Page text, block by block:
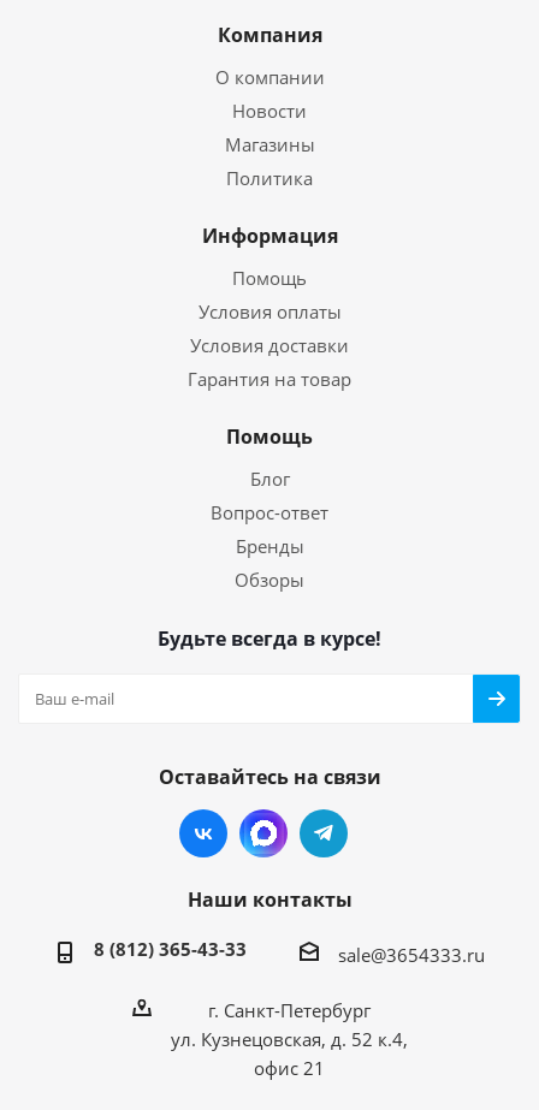
Компания
О компании
Новости
Магазины
Политика
Информация
Помощь
Условия оплаты
Условия доставки
Гарантия на товар
Помощь
Блог
Вопрос-ответ
Бренды
Обзоры
Будьте всегда в курсе!
Оставайтесь на связи
Наши контакты
8 (812) 365-43-33 sale@3654333.ru
г. Санкт-Петербург
ул. Кузнецовская, д. 52 к.4,
офис 21